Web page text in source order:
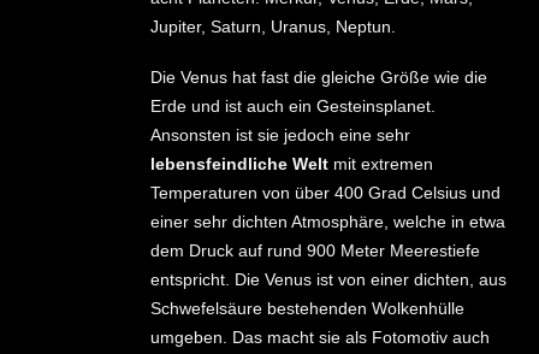
Jupiter, Saturn, Uranus, Neptun.
Die Venus hat fast die gleiche Größe wie die
Erde und ist auch ein Gesteinsplanet.
Ansonsten ist sie jedoch eine sehr
lebensfeindliche Weltmit extremen
Temperaturen von über 400 Grad Celsius und
einer sehr dichten Atmosphäre, welche in etwa
dem Druck auf rund 900 Meter Meerestiefe
entspricht. Die Venus ist von einer dichten, aus
Schwefelsäure bestehenden Wolkenhülle
umgeben. Das macht sie als Fotomotiv auch